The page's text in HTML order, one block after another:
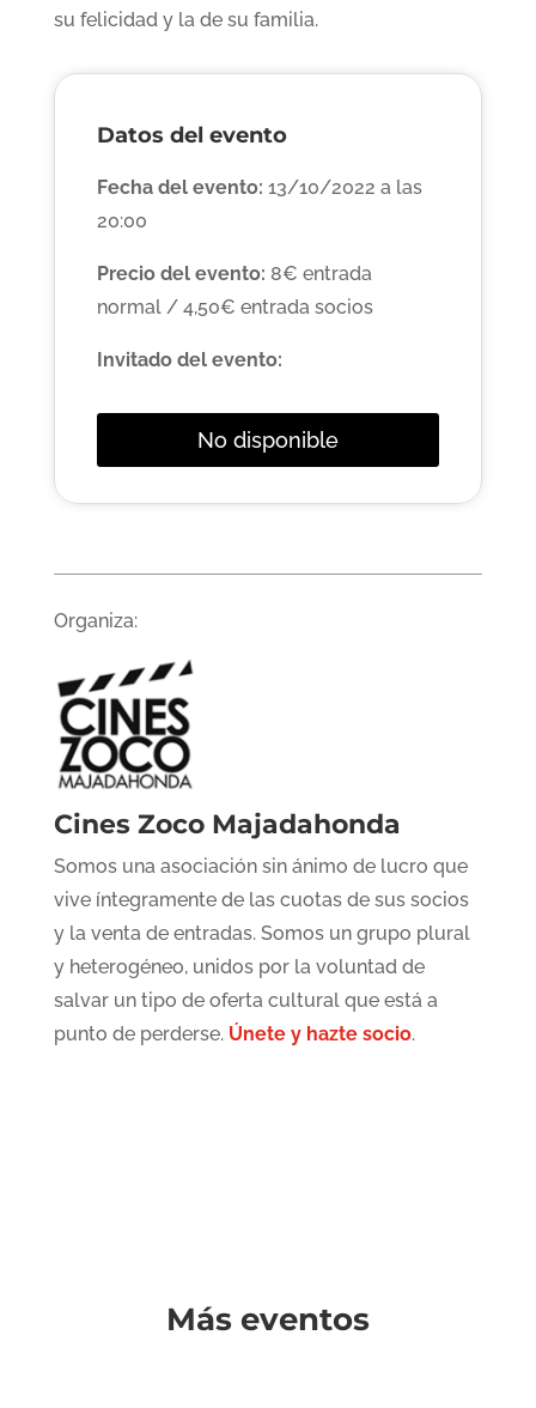
su felicidad y la de su familia.
Datos del evento
Fecha del evento: 13/10/2022 a las
20:00
Precio del evento: 8€ entrada
normal / 4,50€ entrada socios
Invitado del evento:
No disponible
Organiza:
Cines Zoco Majadahonda
Somos una asociación sin ánimo de lucro que
vive íntegramente de las cuotas de sus socios
y la venta de entradas. Somos un grupo plural
y heterogéneo, unidos por la voluntad de
salvar un tipo de oferta cultural que está a
punto de perderse. Únete y hazte socio.
Más eventos